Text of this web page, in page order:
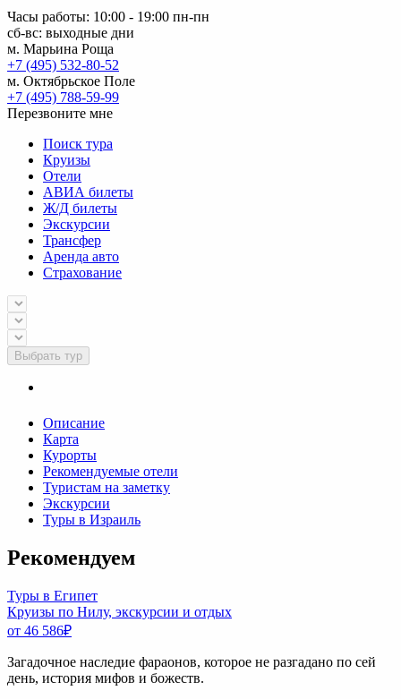
Часы работы: 10:00 - 19:00 пн-пн
сб-вс: выходные дни
м. Марьина Роща
+7 (495) 532-80-52
м. Октябрьское Поле
+7 (495) 788-59-99
Перезвоните мне
Поиск тура
Круизы
Отели
АВИА билеты
Ж/Д билеты
Экскурсии
Трансфер
Аренда авто
Страхование
Выбрать тур
Описание
Карта
Курорты
Рекомендуемые отели
Туристам на заметку
Экскурсии
Туры в Израиль
Рекомендуем
Туры в Египет
Круизы по Нилу, экскурсии и отдых
от 46 586₽
Загадочное наследие фараонов, которое не разгадано по сей
день, история мифов и божеств.